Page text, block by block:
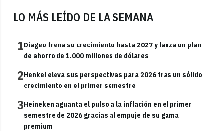
LO MÁS LEÍDO DE LA SEMANA
1Diageo frena su crecimiento hasta 2027 y lanza un plan
de ahorro de 1.000 millones de dólares
2Henkel eleva sus perspectivas para 2026 tras un sólido
crecimiento en el primer semestre
3Heineken aguanta el pulso a la inflación en el primer
semestre de 2026 gracias al empuje de su gama
premium